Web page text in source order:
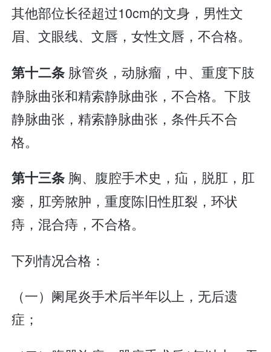
其他部位长径超过10cm的文身，男性文
眉、文眼线、文唇，女性文唇，不合格。
第十二条 脉管炎，动脉瘤，中、重度下肢
静脉曲张和精索静脉曲张，不合格。下肢
静脉曲张，精索静脉曲张，条件兵不合
格。
第十三条 胸、腹腔手术史，疝，脱肛，肛
瘘，肛旁脓肿，重度陈旧性肛裂，环状
痔，混合痔，不合格。
下列情况合格：
（一）阑尾炎手术后半年以上，无后遗
症；